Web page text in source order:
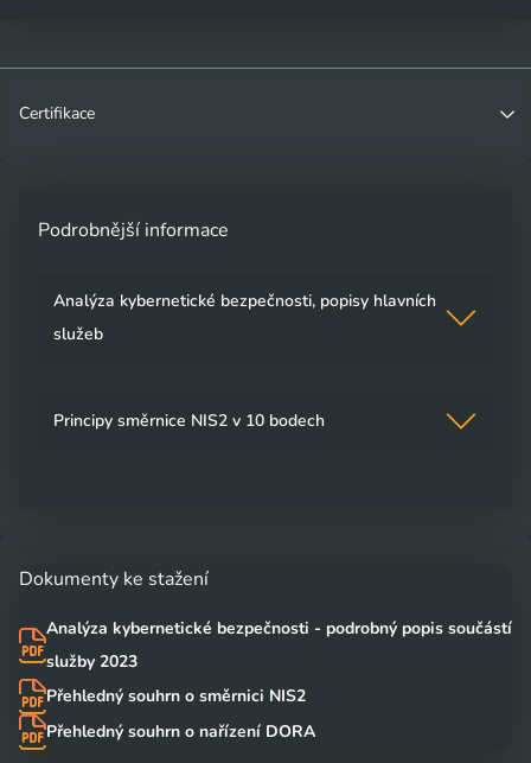
Certifikace
Technologie provozujeme v datovém centru DC TOWER s
Certifikace na úrovni CC EAL 4+
ISO 14001
Systémy environmentálního managementu
Podrobnější informace
Analýza kybernetické bezpečnosti, popisy hlavních
služeb
Principy směrnice NIS2 v 10 bodech
Dokumenty ke stažení
Analýza kybernetické bezpečnosti - podrobný popis součástí
služby 2023
Přehledný souhrn o směrnici NIS2
Přehledný souhrn o nařízení DORA